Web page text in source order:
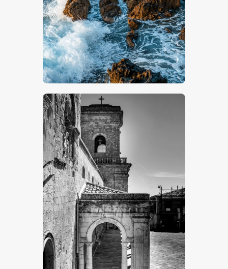
€15.00-€24.00